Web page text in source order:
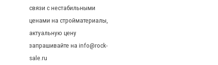
связи с нестабильными
ценами на стройматериалы,
актуальную цену
запрашивайте на info@rock-
sale.ru